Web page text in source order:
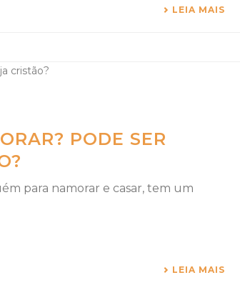
LEIA MAIS
PODE SER
para namorar e casar, tem um
LEIA MAIS